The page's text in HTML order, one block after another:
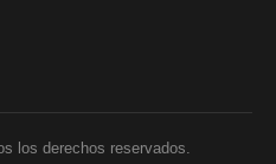
los derechos reservados.